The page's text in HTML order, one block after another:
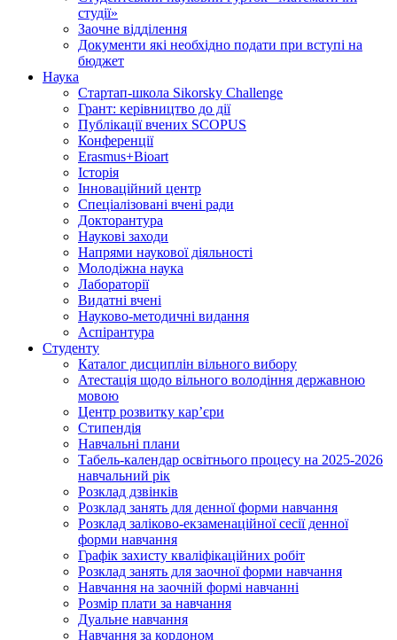
студії»
Заочне відділення
Документи які необхідно подати при вступі на
бюджет
Наука
Стартап-школа Sikorsky Challenge
Грант: керівництво до дії
Публікації вчених SCOPUS
Конференції
Erasmus+Bioart
Історія
Інноваційний центр
Спеціалізовані вчені ради
Докторантура
Наукові заходи
Напрями наукової діяльності
Молодіжна наука
Лабораторії
Видатні вчені
Науково-методичні видання
Аспірантура
Студенту
Каталог дисциплін вільного вибору
Атестація щодо вільного володіння державною
мовою
Центр розвитку кар’єри
Стипендія
Навчальні плани
Табель-календар освітнього процесу на 2025-2026
навчальний рік
Розклад дзвінків
Розклад занять для денної форми навчання
Розклад заліково-екзаменаційної сесії денної
форми навчання
Графік захисту кваліфікаційних робіт
Розклад занять для заочної форми навчання
Навчання на заочній формі навчанні
Розмір плати за навчання
Дуальне навчання
Навчання за кордоном